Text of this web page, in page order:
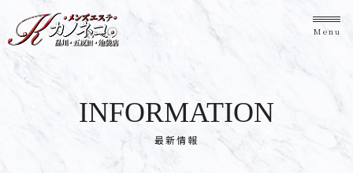
Menu
最新情報
INFORMATION